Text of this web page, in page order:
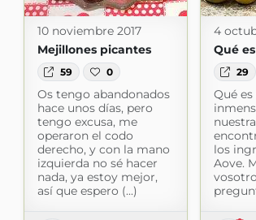
10 noviembre 2017
Mejillones picantes
59 0
Os tengo abandonados
hace unos días, pero
tengo excusa, me
operaron el codo
derecho, y con la mano
izquierda no sé hacer
nada, ya estoy mejor,
así que espero (...)
4
Qué
29
Qué es
los
Aove.